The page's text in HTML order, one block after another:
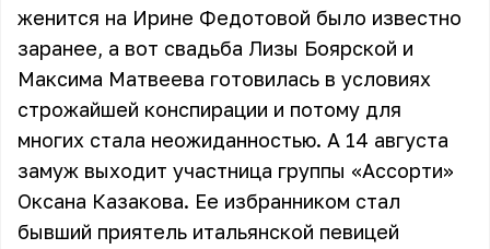
женится на Ирине Федотовой было известно
заранее, а вот свадьба Лизы Боярской и
Максима Матвеева готовилась в условиях
строжайшей конспирации и потому для
многих стала неожиданностью. А 14 августа
замуж выходит участница группы «Ассорти»
Оксана Казакова. Ее избранником стал
бывший приятель итальянской певицей